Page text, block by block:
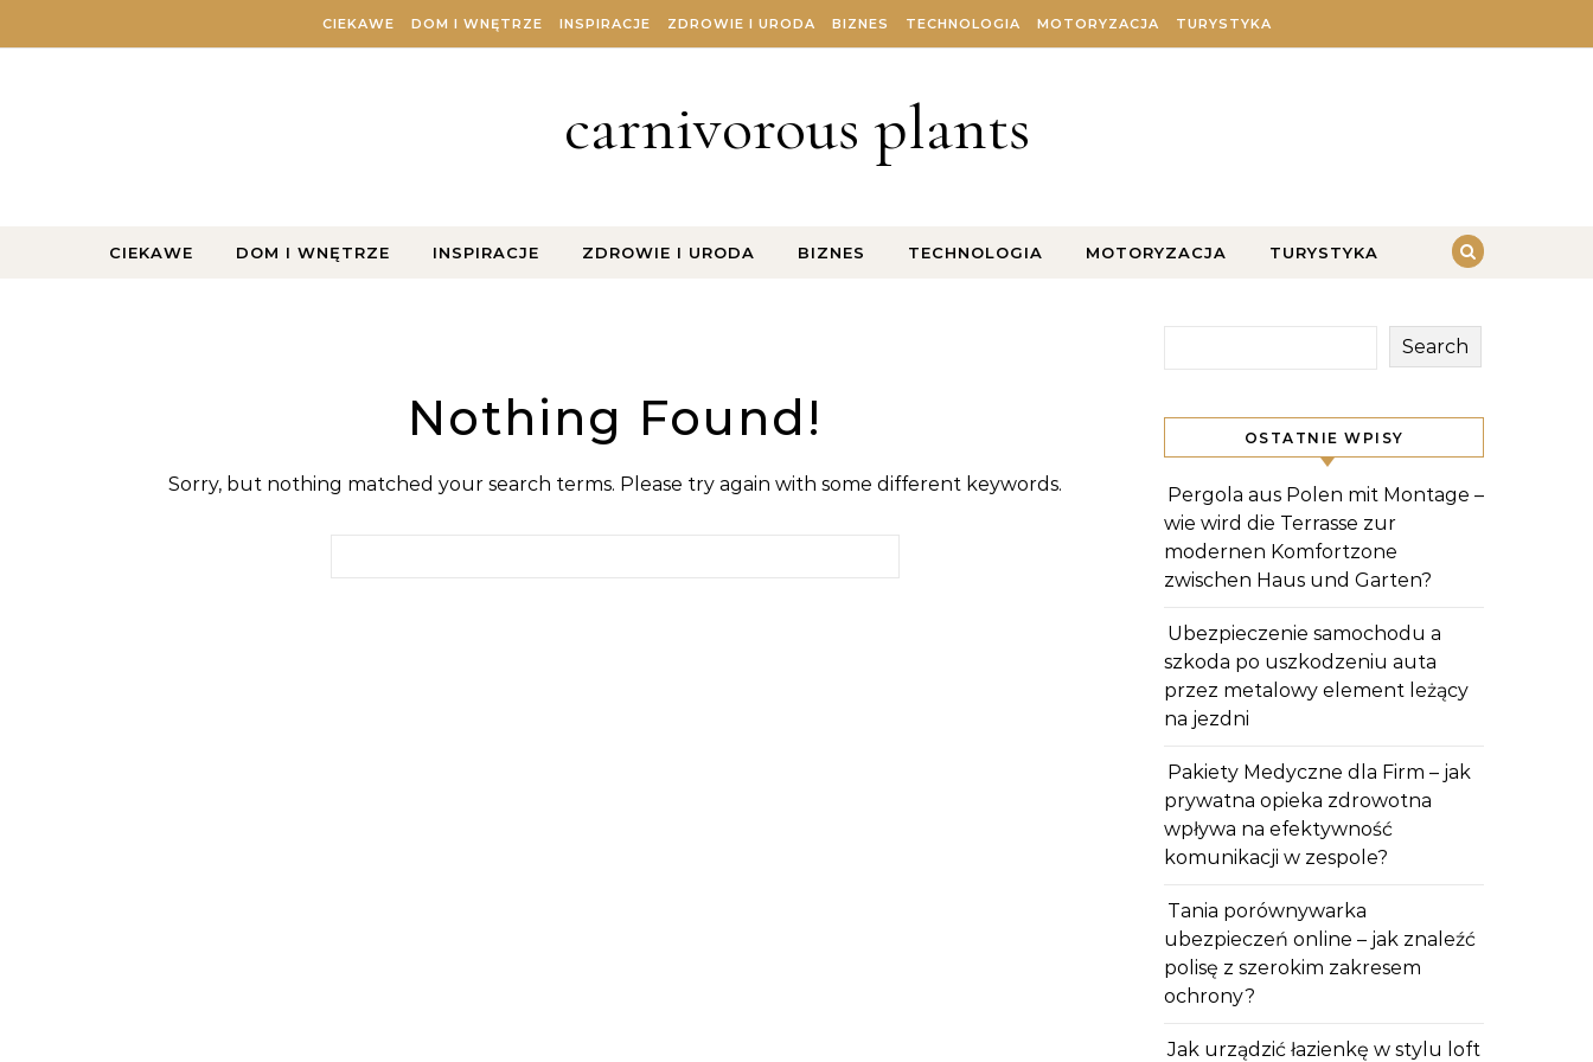
CIEKAWE DOM I WNĘTRZE INSPIRACJE ZDROWIE I URODA BIZNES TECHNOLOGIA MOTORYZACJA TURYSTYKA
carnivorous plants
CIEKAWE DOM I WNĘTRZE INSPIRACJE ZDROWIE I URODA BIZNES TECHNOLOGIA MOTORYZACJA TURYSTYKA
Nothing Found!
Sorry, but nothing matched your search terms. Please try again with some different keywords.
Search
OSTATNIE WPISY
Pergola aus Polen mit Montage –
wie wird die Terrasse zur
modernen Komfortzone
zwischen Haus und Garten?
Ubezpieczenie samochodu a
szkoda po uszkodzeniu auta
przez metalowy element leżący
na jezdni
Pakiety Medyczne dla Firm – jak
prywatna opieka zdrowotna
wpływa na efektywność
komunikacji w zespole?
Tania porównywarka
ubezpieczeń online – jak znaleźć
polisę z szerokim zakresem
ochrony?
Jak urządzić łazienkę w stylu loft